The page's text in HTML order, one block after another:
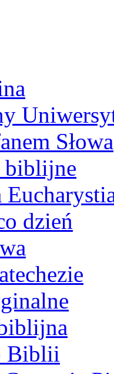
Słowa
biblijne
dzień
Biblii